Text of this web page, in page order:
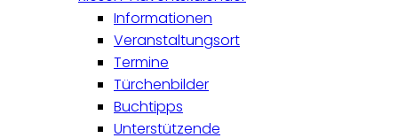
Informationen
Veranstaltungsort
Termine
Türchenbilder
Buchtipps
Unterstützende